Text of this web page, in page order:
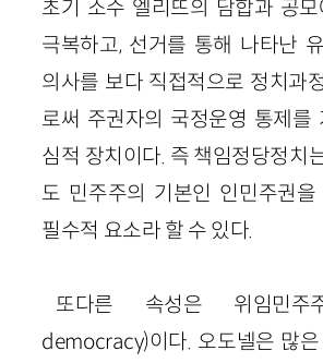
초기 소수 엘리뜨의 담합과 공
극복하고, 선거를 통해 나타난
의사를 보다 직접적으로 정치과
로써 주권자의 국정운영 통제를
심적 장치이다. 즉 책임정당정치
도 민주주의 기본인 인민주권을
필수적 요소라 할 수 있다.
또다른 속성은 위임민주주
democracy)이다. 오도넬은 많